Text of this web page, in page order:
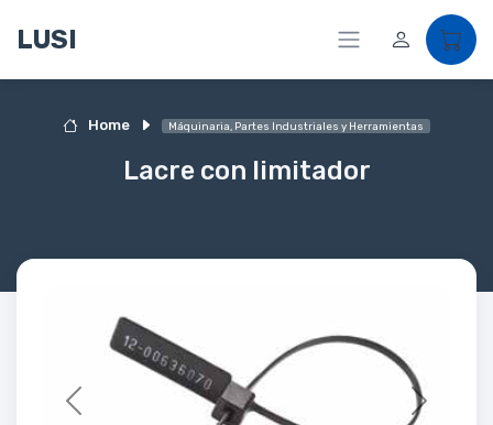
LUSI
Home Máquinaria, Partes Industriales y Herramientas
Lacre con limitador
Previous Next